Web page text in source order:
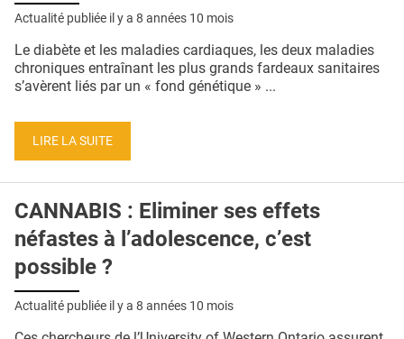
PUBLICITÉ
CONDITIONS GÉNÉRALES
Actualité publiée il y a 8 années 10 mois
Le diabète et les maladies cardiaques, les deux maladies
chroniques entraînant les plus grands fardeaux sanitaires
s’avèrent liés par un « fond génétique » ...
LIRE LA SUITE
CANNABIS : Eliminer ses effets
néfastes à l’adolescence, c’est
possible ?
Actualité publiée il y a 8 années 10 mois